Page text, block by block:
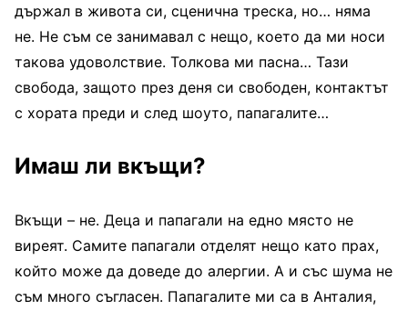
държал в живота си, сценична треска, но… няма
не. Не съм се занимавал с нещо, което да ми носи
такова удоволствие. Толкова ми пасна… Тази
свобода, защото през деня си свободен, контактът
с хората преди и след шоуто, папагалите…
Имаш ли вкъщи?
Вкъщи – не. Деца и папагали на едно място не
виреят. Самите папагали отделят нещо като прах,
който може да доведе до алергии. А и със шума не
съм много съгласен. Папагалите ми са в Анталия,